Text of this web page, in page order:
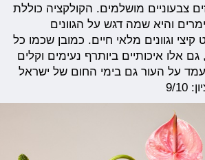
צבעוניים מושלמים. הקולקציה כוללת
והיא שמה דגש על הגוונים
וגוונים מלאי חיים. כמובן שכמו כל
אלו איכותיים ביותרף נעימים וקלים
על העור גם בימי החום של ישראל
10